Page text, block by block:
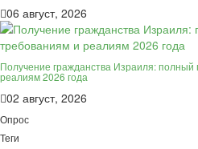
06 август, 2026
Получение гражданства Израиля: полный
реалиям 2026 года
02 август, 2026
Опрос
Теги